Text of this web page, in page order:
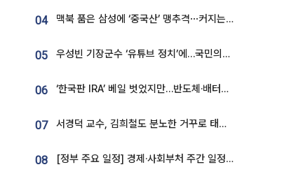
04 맥북 품은 삼성에 ‘중국산’ 맹추격⋯커지는 노트북 OLED 시장
05 우성빈 기장군수 ‘유튜브 정치’에…국민의힘 군의원들 집단 반발
06 ‘한국판 IRA’ 베일 벗었지만…반도체·배터리 업계 “시행령이 관건”
07 서경덕 교수, 김희철도 분노한 거꾸로 태극기⋯"엉터리는 아냐, 아쉬울 뿐"
08 [정부 주요 일정] 경제·사회부처 주간 일정 (8월 10일 ~ 8월 14일)